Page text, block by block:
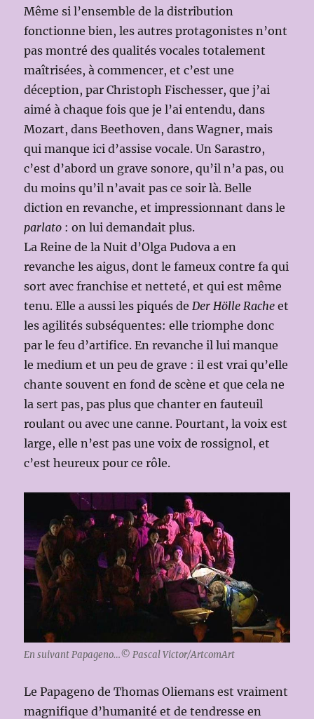
Même si l’ensemble de la distribution
fonctionne bien, les autres protagonistes n’ont
pas montré des qualités vocales totalement
maîtrisées, à commencer, et c’est une
déception, par Christoph Fischesser, que j’ai
aimé à chaque fois que je l’ai entendu, dans
Mozart, dans Beethoven, dans Wagner, mais
qui manque ici d’assise vocale. Un Sarastro,
c’est d’abord un grave sonore, qu’il n’a pas, ou
du moins qu’il n’avait pas ce soir là. Belle
diction en revanche, et impressionnant dans le
parlato : on lui demandait plus.
La Reine de la Nuit d’Olga Pudova a en
revanche les aigus, dont le fameux contre fa qui
sort avec franchise et netteté, et qui est même
tenu. Elle a aussi les piqués deDer Hölle Rache et
les agilités subséquentes: elle triomphe donc
par le feu d’artifice. En revanche il lui manque
le medium et un peu de grave : il est vrai qu’elle
chante souvent en fond de scène et que cela ne
la sert pas, pas plus que chanter en fauteuil
roulant ou avec une canne. Pourtant, la voix est
large, elle n’est pas une voix de rossignol, et
c’est heureux pour ce rôle.
En suivant Papageno…© Pascal Victor/ArtcomArt
Le Papageno de Thomas Oliemans est vraiment
magnifique d’humanité et de tendresse en